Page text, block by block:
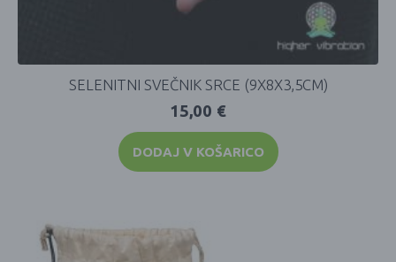
SELENITNI SVEČNIK SRCE (9X8X3,5CM)
15,00 €
DODAJ V KOŠARICO